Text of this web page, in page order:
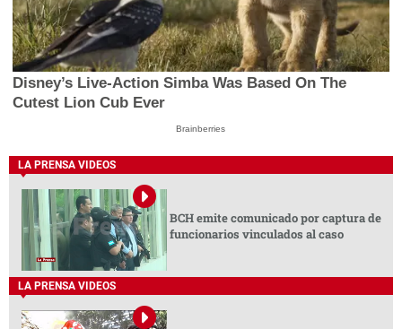
Disney’s Live-Action Simba Was Based On The
Cutest Lion Cub Ever
Brainberries
LA PRENSA VIDEOS
BCH emite comunicado por captura de
funcionarios vinculados al caso
LA PRENSA VIDEOS